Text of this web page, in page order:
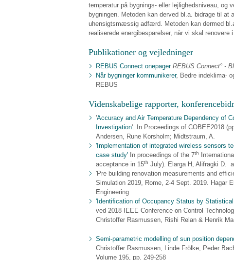
temperatur på bygnings- eller lejlighedsniveau, og
bygningen. Metoden kan derved bl.a. bidrage til at
uhensigtsmæssig adfærd. Metoden kan dermed
realiserede energibesparelser, når vi skal renovere
Publikationer og vejledninger
REBUS Connect onepager REBUS Connect° -
Når bygninger kommunikerer, Bedre indeklima-
REBUS
Videnskabelige rapporter,
'Accuracy and Air Temperature Dependency of
Investigation'.
In Proceedings of COBEE2018
Andersen, Rune Korsholm; Midtstraum, A.
'Implementation of integrated wireless sensors
case study' In proceedings of the 7th
acceptance in 15th July). Elarga H, Alifragki D.
'Pre building renovation measurements and
Simulation 2019, Rome, 2-4 Sept. 2019. Hagar
Engineering
'Identiﬁcation of Occupancy Status by
ved 2018 IEEE Conference on Control
Christoffer Rasmussen, Rishi Relan & Henrik
Semi-parametric modelling of sun position
Christoffer Rasmussen, Linde Frölke, Peder
Volume 195, pp. 249-258